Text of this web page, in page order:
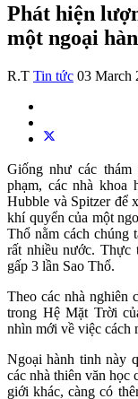
Phát hiện
một ngoại
R.T Tin tức 03 March
Giống như các
phạm, các nhà khoa
Hubble và Spitzer để
khí quyển của một
Thổ nằm cách chúng
rất nhiều nước. Thực
gấp 3 lần Sao Thổ.
Theo các nhà nghiên
trong Hệ Mặt Trời
nhìn mới về việc cách
Ngoại hành tinh này
các nhà thiên văn học
giới khác, càng có